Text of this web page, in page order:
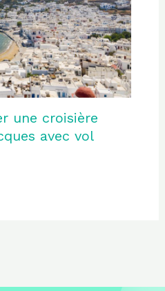
une croisière
avec vol